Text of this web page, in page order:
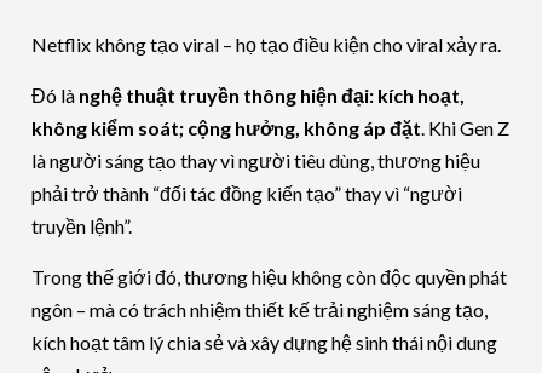
Netflix không tạo viral – họ tạo điều kiện cho viral xảy ra.
Đó là nghệ thuật truyền thông hiện đại: kích hoạt,
không kiểm soát; cộng hưởng, không áp đặt . Khi Gen Z
là người sáng tạo thay vì người tiêu dùng, thương hiệu
phải trở thành “đối tác đồng kiến tạo” thay vì “người
truyền lệnh”.
Trong thế giới đó, thương hiệu không còn độc quyền phát
ngôn – mà có trách nhiệm thiết kế trải nghiệm sáng tạo,
kích hoạt tâm lý chia sẻ và xây dựng hệ sinh thái nội dung